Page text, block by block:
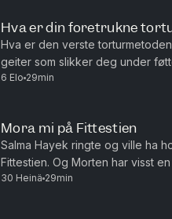
Hva er din foretrukne
Hva er den verste
geiter som slikker deg under
enda. Kan man bake cookies
6 Elo 29min
Mora mi på Fittestien
Salma Hayek ringte og ville ha
Fittestien. Og Morten har visst en greie
30 Heinä 29min